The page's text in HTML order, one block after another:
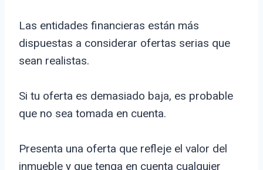
Las entidades financieras están más
dispuestas a considerar ofertas serias que
sean realistas.
Si tu oferta es demasiado baja, es probable
que no sea tomada en cuenta.
Presenta una oferta que refleje el valor del
inmueble y que tenga en cuenta cualquier